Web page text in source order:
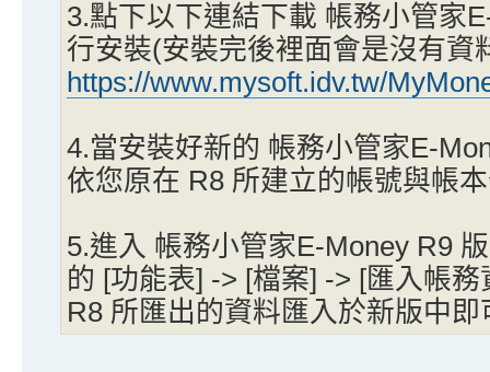
3.點下以下連結下載 帳務小管家
行安裝(安裝完後裡面會是沒有資
https://www.mysoft.idv.tw/
4.當安裝好新的 帳務小管家E-
依您原在 R8 所建立的帳號與帳
5.進入 帳務小管家E-Money R9
的 [功能表] -> [檔案] -> [匯入帳
R8 所匯出的資料匯入於新版中即